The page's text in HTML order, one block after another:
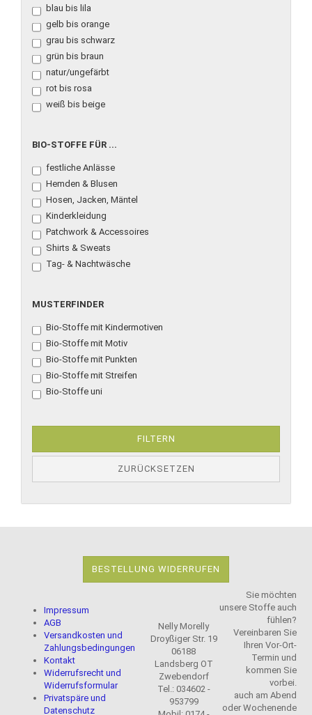
blau bis lila
gelb bis orange
grau bis schwarz
grün bis braun
natur/ungefärbt
rot bis rosa
weiß bis beige
BIO-
FÜR
...
BIO-STOFFE FÜR ...
festliche Anlässe
Hemden & Blusen
Hosen, Jacken, Mäntel
Kinderkleidung
Patchwork & Accessoires
Shirts & Sweats
Tag- & Nachtwäsche
MUSTERFINDER
MUSTERFINDER
Bio-Stoffe mit Kindermotiven
Bio-Stoffe mit Motiv
Bio-Stoffe mit Punkten
Bio-Stoffe mit Streifen
Bio-Stoffe uni
FILTERN
ZURÜCKSETZEN
BESTELLUNG WIDERRUFEN
Impressum
AGB
Versandkosten und
Zahlungsbedingungen
Kontakt
Widerrufsrecht und
Widerrufsformular
Privatspäre und
Datenschutz
Nelly Morelly
Droyßiger Str. 19
06188
Landsberg OT
Zwebendorf
Tel.: 034602 -
953799
Sie möchten
unsere Stoffe auch
fühlen?
Vereinbaren Sie
Ihren Vor-Ort-
Termin und
kommen Sie
vorbei.
auch am Abend
oder Wochenende